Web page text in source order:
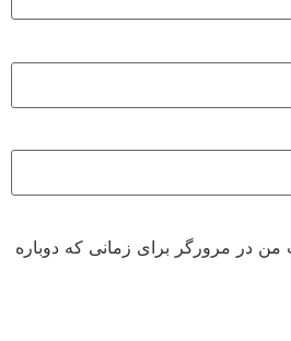
من در مرورگر برای زمانی که دوباره